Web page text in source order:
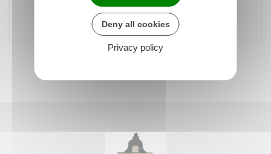
Rue de la Mairie
22540 TREGLAMUSDeny all cookies
Privacy policy